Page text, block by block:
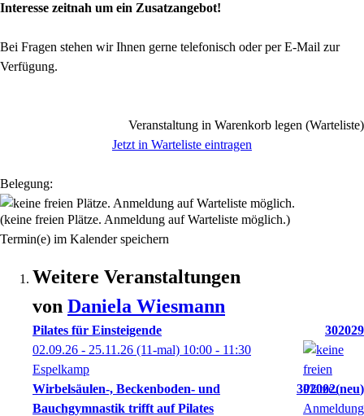
Interesse zeitnah um ein Zusatzangebot!
Bei Fragen stehen wir Ihnen gerne telefonisch oder per E-Mail zur
Verfügung.
Veranstaltung in Warenkorb legen (Warteliste)
Jetzt in Warteliste eintragen
Belegung:
(keine freien Plätze. Anmeldung auf Warteliste möglich.)
Termin(e) im Kalender speichern
Weitere Veranstaltungen
von Daniela Wiesmann
Pilates für Einsteigende
302029
02.09.26 - 25.11.26 (11-mal) 10:00 - 11:30
Espelkamp
Wirbelsäulen-, Beckenboden- und
Bauchgymnastik trifft auf Pilates
302002 neu